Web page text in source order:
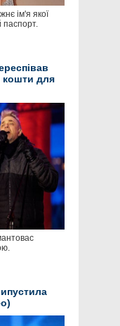
ім'я якої
паспорт.
кошти для